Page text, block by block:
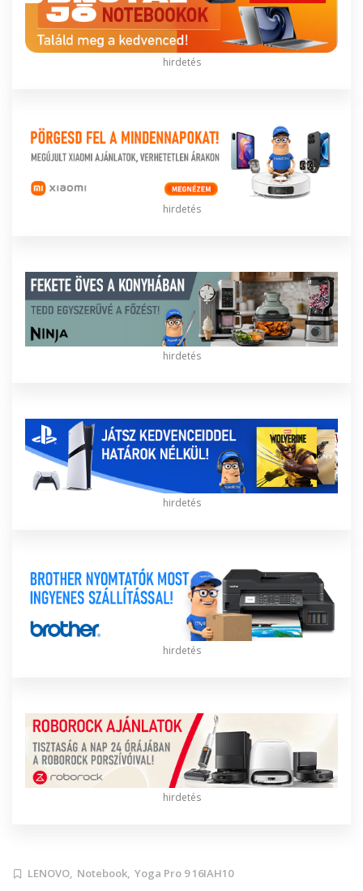
hirdetés
hirdetés
hirdetés
hirdetés
hirdetés
hirdetés
LENOVO, Notebook, Yoga Pro 9 16IAH10